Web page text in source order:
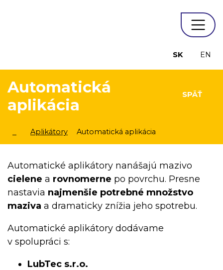
SK EN
Automatická
aplikácia
SPÄŤ
Aplikátory Automatická aplikácia
Automatické aplikátory nanášajú mazivo
cielene a rovnomerne po povrchu. Presne
nastavia najmenšie potrebné množstvo
maziva a dramaticky znížia jeho spotrebu.
Automatické aplikátory dodávame
v spolupráci s:
LubTec s.r.o.